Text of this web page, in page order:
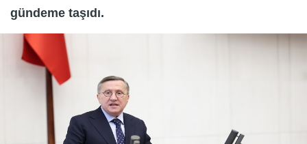
gündeme taşıdı.